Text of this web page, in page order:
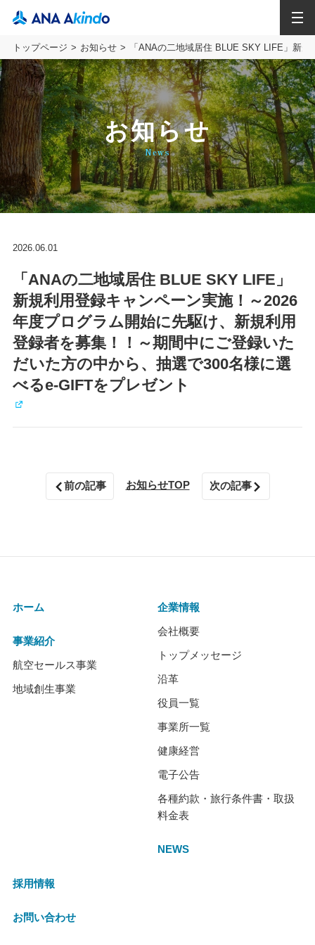
トップページ お知らせ 「ANAの二地域居住 BLUE SKY LIFE」新
お知らせ
News
2026.06.01
「ANAの二地域居住 BLUE SKY LIFE」
新規利用登録キャンペーン実施！～2026
年度プログラム開始に先駆け、新規利用
登録者を募集！！～期間中にご登録いた
だいた方の中から、抽選で300名様に選
べるe-GIFTをプレゼント
前の記事 お知らせTOP 次の記事
ホーム
事業紹介
航空セールス事業
地域創生事業
企業情報
会社概要
トップメッセージ
沿革
役員一覧
事業所一覧
健康経営
電子公告
各種約款・旅行条件書・取扱
料金表
NEWS
採用情報
お問い合わせ